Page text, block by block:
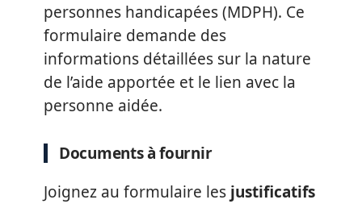
personnes handicapées (MDPH). Ce
formulaire demande des
informations détaillées sur la nature
de l’aide apportée et le lien avec la
personne aidée.
Documents à fournir
Joignez au formulaire les justificatifs